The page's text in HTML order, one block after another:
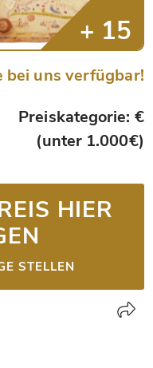
bei uns verfügbar!
Preiskategorie: €
(unter 1.000€)
HIER
STELLEN